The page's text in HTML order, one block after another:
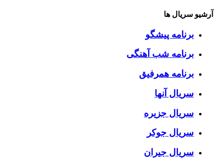
آرشیو سریال ها
برنامه پیشگو
برنامه شب آهنگی
برنامه همرفیق
سریال آنها
سریال جزیره
سریال جوکر
سریال جیران